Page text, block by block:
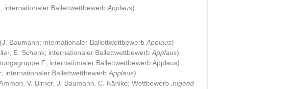
Ballettwettbewerb Applaus)
(J. Baumann; internationaler Ballettwettbewerb Applaus)
E. Schenk; internationaler Ballettwettbewerb Applaus)
F; internationaler Ballettwettbewerb Applaus)
internationaler Ballettwettbewerb Applaus)
V. Birner, J. Baumann, C. Kählke; Wettbewerb Jugend